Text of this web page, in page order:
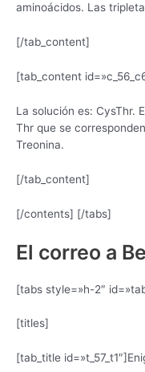
aminoácidos. Las
[/tab_content]
[tab_content
La solución es: CysThr.
Thr que se
Treonina.
[/tab_content]
[/contents] [/tabs]
El correo a
[tabs style=»h-2″
[titles]
[tab_title